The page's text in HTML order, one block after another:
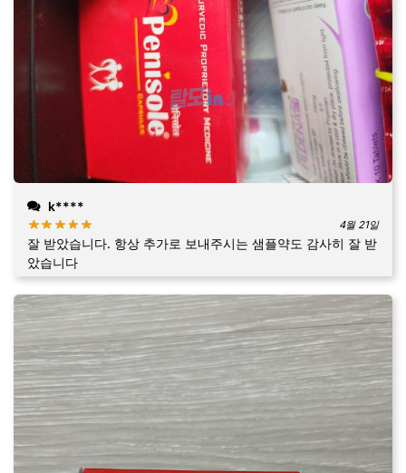
k****
4월 21일
잘 받았습니다. 항상 추가로 보내주시는 샘플약도 감사히 잘 받
았습니다